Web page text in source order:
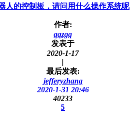
人的控制板，请问用什么操作系统呢
作者:
qqzgq
发表于
2020-1-17
|
最后发表:
jefferyzhang
2020-1-31 20:46
40233
5